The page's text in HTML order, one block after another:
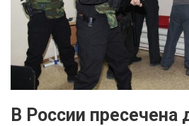
В России пресечена